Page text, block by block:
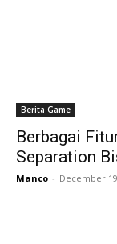
Berita Game
Berbagai
Separation
Manco - December